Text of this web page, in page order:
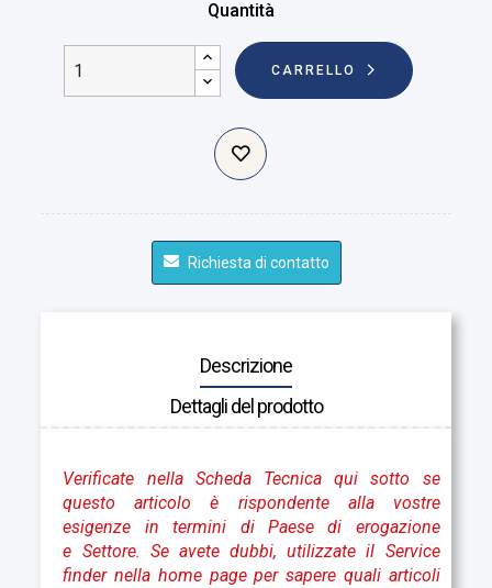
Quantità
CARRELLO
Richiesta di contatto
Descrizione
Dettagli del prodotto
Verificate nella Scheda Tecnica qui sotto se
questo articolo è rispondente alla vostre
esigenze in termini di Paese di erogazione
e Settore. Se avete dubbi, utilizzate il Service
finder nella home page per sapere quali articoli